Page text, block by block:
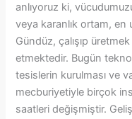
anlıyoruz ki,
veya karanlık ortam, en
Gündüz, çalışıp
etmektedir. Bugün
tesislerin kurulması ve
mecburiyetiyle birçok
saatleri değişmiştir.